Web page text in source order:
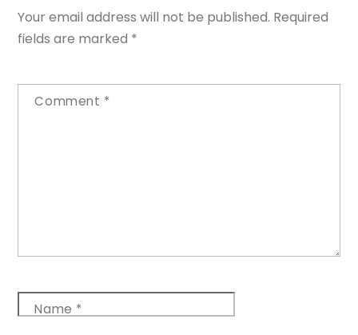
Your email address will not be published. Required
fields are marked *
Comment *
Name *